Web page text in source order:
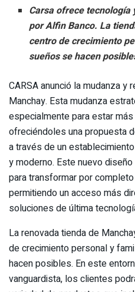
Carsa ofrece
por Alfin Banco. La
centro de crecimiento
sueños se hacen
CARSA anunció la mudanza y
Manchay. Esta mudanza
especialmente para estar
ofreciéndoles una propuesta
a través de un
y moderno. Este nuevo
para transformar por
permitiendo un acceso más
soluciones de última
La renovada tienda de
de crecimiento personal y
hacen posibles. En este
vanguardista, los clientes